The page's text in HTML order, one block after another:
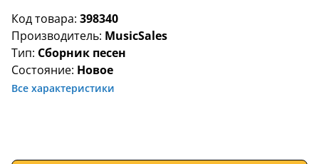
Код товара: 398340
Производитель: MusicSales
Тип: Сборник песен
Состояние: Новое
Все характеристики